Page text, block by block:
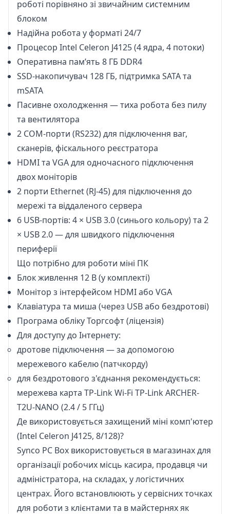
роботі порівняно зі звичайним системним
блоком
Надійна робота у форматі 24/7
Процесор Intel Celeron J4125 (4 ядра, 4 потоки)
Оперативна пам’ять 8 ГБ DDR4
SSD-накопичувач 128 ГБ, підтримка SATA та
mSATA
Пасивне охолодження — тиха робота без пилу
та вентилятора
2 COM-порти (RS232) для підключення ваг,
сканерів, фіскального реєстратора
HDMI та VGA для одночасного підключення
двох моніторів
2 порти Ethernet (RJ-45) для підключення до
мережі та віддаленого сервера
6 USB-портів: 4 × USB 3.0 (синього кольору) та 2
× USB 2.0 — для швидкого підключення
периферії
Що потрібно для роботи міні ПК
Блок живлення 12 В (у комплекті)
Монітор з інтерфейсом HDMI або VGA
Клавіатура та миша (через USB або бездротові)
Програма обліку Торгсофт (ліцензія)
Для доступу до Інтернету:
дротове підключення — за допомогою
мережевого кабелю (патчкорду)
для бездротового з'єднання рекомендується:
мережева карта TP-Link Wi-Fi TP-Link ARCHER-
T2U-NANO (2.4 / 5 ГГц)
Де використовується захищений міні комп'ютер
(Intel Celeron J4125, 8/128)?
Synco PC Box використовується в магазинах для
організації робочих місць касира, продавця чи
адміністратора, на складах, у логістичних
центрах. Його встановлюють у сервісних точках
для роботи з клієнтами та в майстернях як